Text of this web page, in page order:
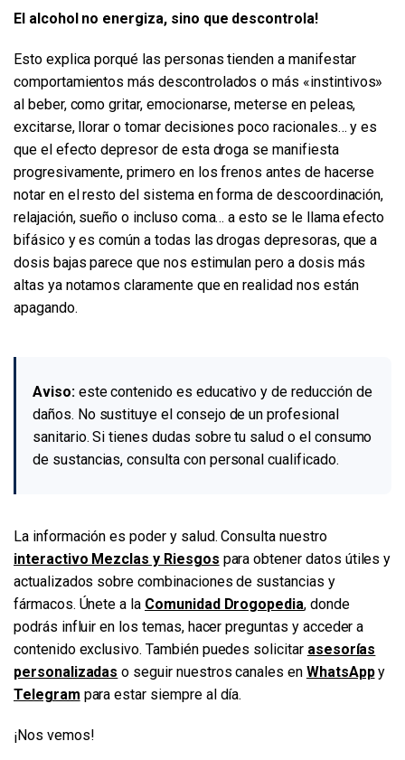
El alcohol no energiza, sino que descontrola!
Esto explica porqué las personas tienden a manifestar
comportamientos más descontrolados o más «instintivos»
al beber, como gritar, emocionarse, meterse en peleas,
excitarse, llorar o tomar decisiones poco racionales… y es
que el efecto depresor de esta droga se manifiesta
progresivamente, primero en los frenos antes de hacerse
notar en el resto del sistema en forma de descoordinación,
relajación, sueño o incluso coma… a esto se le llama efecto
bifásico y es común a todas las drogas depresoras, que a
dosis bajas parece que nos estimulan pero a dosis más
altas ya notamos claramente que en realidad nos están
apagando.
Aviso:este contenido es educativo y de reducción de
daños. No sustituye el consejo de un profesional
sanitario. Si tienes dudas sobre tu salud o el consumo
de sustancias, consulta con personal cualificado.
La información es poder y salud. Consulta nuestro
interactivo Mezclas y Riesgos para obtener datos útiles y
actualizados sobre combinaciones de sustancias y
fármacos. Únete a la Comunidad Drogopedia, donde
podrás influir en los temas, hacer preguntas y acceder a
contenido exclusivo. También puedes solicitar asesorías
personalizadas o seguir nuestros canales en WhatsAppy
Telegram para estar siempre al día.
¡Nos vemos!